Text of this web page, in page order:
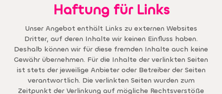
Haftung für Links
Unser Angebot enthält Links zu externen Websites
Dritter, auf deren Inhalte wir keinen Einfluss haben.
Deshalb können wir für diese fremden Inhalte auch keine
Gewähr übernehmen. Für die Inhalte der verlinkten Seiten
ist stets der jeweilige Anbieter oder Betreiber der Seiten
verantwortlich. Die verlinkten Seiten wurden zum
Zeitpunkt der Verlinkung auf mögliche Rechtsverstöße